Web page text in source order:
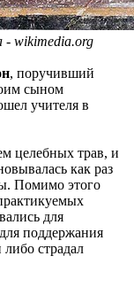
- wikimedia.org
, поручивший
сыном
учителя в
целебных трав, и
как раз
Помимо этого
для
поддержания
либо страдал